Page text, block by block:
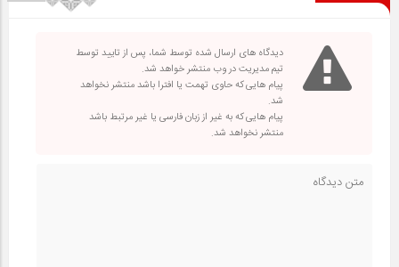
دیدگاه های ارسال شده توسط شما، پس از تایید توسط
تیم مدیریت در وب منتشر خواهد شد.
پیام هایی که حاوی تهمت یا افترا باشد منتشر نخواهد
شد.
پیام هایی که به غیر از زبان فارسی یا غیر مرتبط باشد
منتشر نخواهد شد.